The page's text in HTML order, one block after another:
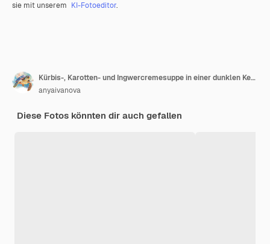
sie mit unserem KI-Fotoeditor.
Kürbis-, Karotten- und Ingwercremesuppe in einer dunklen Keramikpfanne auf Holz
anyaivanova
Diese Fotos könnten dir auch gefallen